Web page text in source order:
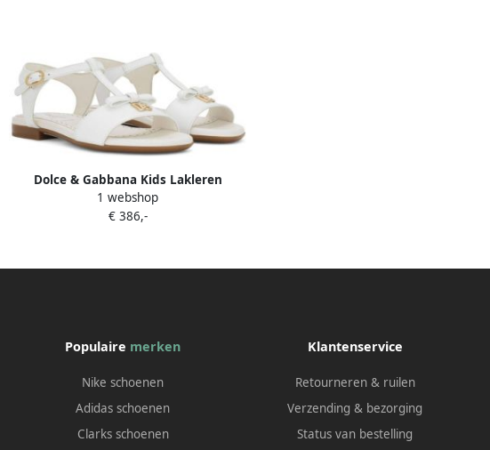
Dolce & Gabbana Kids Lakleren
sandalen met DG-logo Wit
1 webshop
€ 386,-
Populaire merken
Nike schoenen
Adidas schoenen
Clarks schoenen
Klantenservice
Retourneren & ruilen
Verzending & bezorging
Status van bestelling